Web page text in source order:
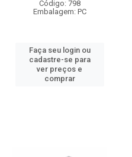
Código: 798
Embalagem: PC
Faça seu login ou
cadastre-se para
ver preços e
comprar